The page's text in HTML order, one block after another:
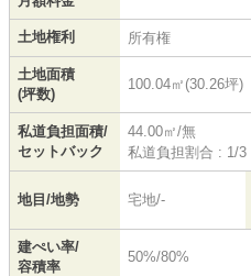
土地権利 所有権
土地面積
(坪数)
100.04㎡(30.26坪)
私道負担面積/
セットバック
44.00㎡/無
私道負担割合 : 1/3
地目/地勢 宅地/-
建ぺい率/
容積率
50%/80%